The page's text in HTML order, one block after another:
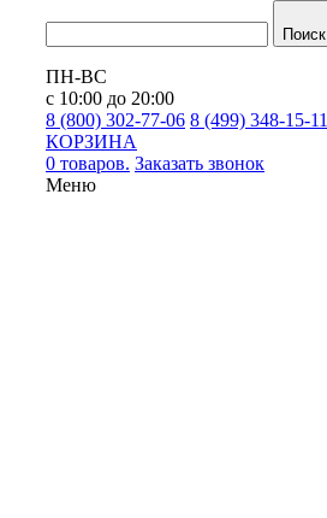
Поиск
ПН-ВС
с 10:00 до 20:00
8 (800) 302-77-06 8 (499) 348-15-11
КОРЗИНА
0 товаров. Заказать звонок
Меню